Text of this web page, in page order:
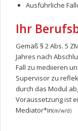
Ausführliche
Ihr
Gemäß § 2 Abs. 5
Jahres nach
Fall zu mediieren
Supervisor zu
durch das Modul
Voraussetzung ist
Mediator*in(m/w/d)